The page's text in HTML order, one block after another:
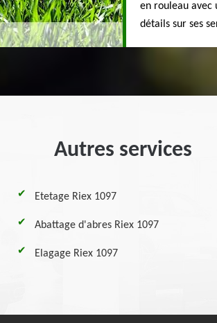
en rouleau avec
détails sur ses
Autres services
Etetage Riex 1097
Abattage d'abres Riex 1097
Elagage Riex 1097